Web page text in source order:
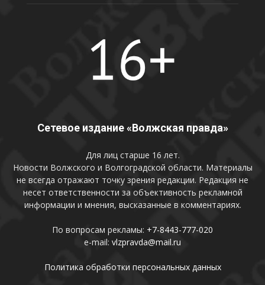
Сетевое издание «Волжская правда»
Для лиц старше 16 лет.
Новости Волжского и Волгоградской области. Материалы
не всегда отражают точку зрения редакции. Редакция не
несет ответственности за объективность рекламной
информации и мнения, высказанные в комментариях.
По вопросам рекламы: +7-8443-777-020
e-mail: vlzpravda@mail.ru
Политика обработки персональных данных